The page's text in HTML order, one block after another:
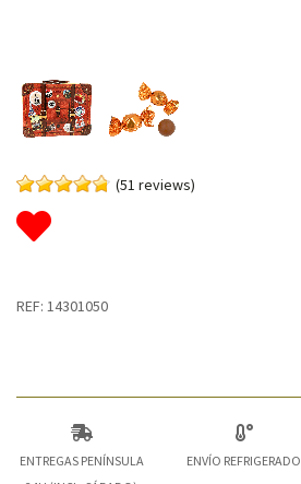
(51 reviews)
REF: 14301050
ENTREGAS PENÍNSULA
ENVÍO REFRIGERADO